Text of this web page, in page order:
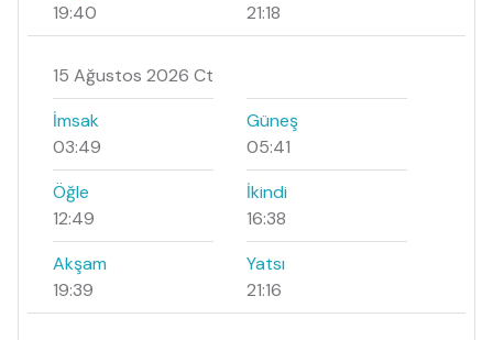
19:40
21:18
15 Ağustos 2026 Ct
İmsak
03:49
Güneş
05:41
Öğle
12:49
İkindi
16:38
Akşam
19:39
Yatsı
21:16